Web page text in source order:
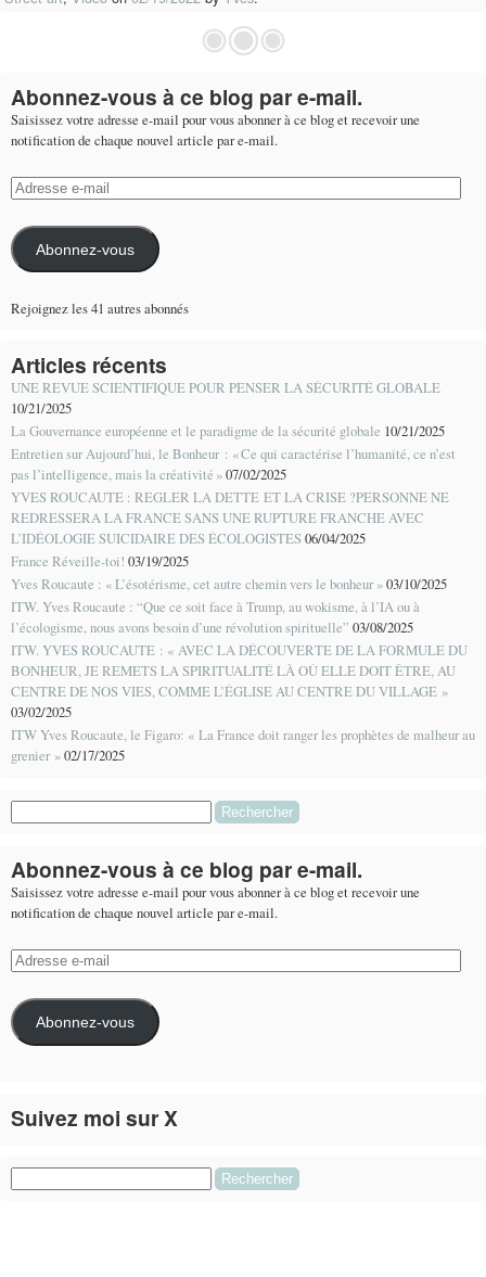
Abonnez-vous à ce blog par e-mail.
Saisissez votre adresse e-mail pour vous abonner à ce blog et recevoir une
notification de chaque nouvel article par e-mail.
Adresse
e-
mail
Abonnez-vous
Rejoignez les 41 autres abonnés
Articles récents
UNE REVUE SCIENTIFIQUE POUR PENSER LA SÉCURITÉ GLOBALE
10/21/2025
La Gouvernance européenne et le paradigme de la sécurité globale 10/21/2025
Entretien sur Aujourd’hui, le Bonheur : « Ce qui caractérise l’humanité, ce n’est
pas l’intelligence, mais la créativité »07/02/2025
YVES ROUCAUTE : REGLER LA DETTE ET LA CRISE ?PERSONNE NE
REDRESSERA LA FRANCE SANS UNE RUPTURE FRANCHE AVEC
L’IDÉOLOGIE SUICIDAIRE DES ÉCOLOGISTES06/04/2025
France Réveille-toi! 03/19/2025
Yves Roucaute : « L’ésotérisme, cet autre chemin vers le bonheur »03/10/2025
ITW. Yves Roucaute : “Que ce soit face à Trump, au wokisme, à l’IA ou à
l’écologisme, nous avons besoin d’une révolution spirituelle” 03/08/2025
ITW. YVES ROUCAUTE : « AVEC LA DÉCOUVERTE DE LA FORMULE DU
BONHEUR, JE REMETS LA SPIRITUALITÉ LÀ OÙ ELLE DOIT ÊTRE, AU
CENTRE DE NOS VIES, COMME L’ÉGLISE AU CENTRE DU VILLAGE »
03/02/2025
ITW Yves Roucaute, le Figaro: « La France doit ranger les prophètes de malheur au
grenier »02/17/2025
Abonnez-vous à ce blog par e-mail.
Saisissez votre adresse e-mail pour vous abonner à ce blog et recevoir une
notification de chaque nouvel article par e-mail.
Adresse
mail
Abonnez-vous
Suivez moi sur X